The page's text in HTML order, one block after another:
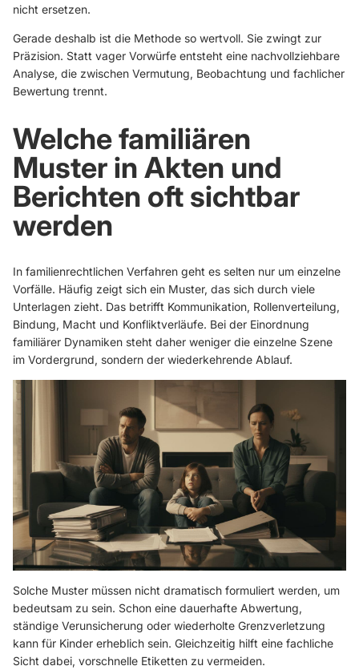
nicht ersetzen.
Gerade deshalb ist die Methode so wertvoll. Sie zwingt zur
Präzision. Statt vager Vorwürfe entsteht eine nachvollziehbare
Analyse, die zwischen Vermutung, Beobachtung und fachlicher
Bewertung trennt.
Welche familiären
Muster in Akten und
Berichten oft sichtbar
werden
In familienrechtlichen Verfahren geht es selten nur um einzelne
Vorfälle. Häufig zeigt sich ein Muster, das sich durch viele
Unterlagen zieht. Das betrifft Kommunikation, Rollenverteilung,
Bindung, Macht und Konfliktverläufe. Bei der Einordnung
familiärer Dynamiken steht daher weniger die einzelne Szene
im Vordergrund, sondern der wiederkehrende Ablauf.
Solche Muster müssen nicht dramatisch formuliert werden, um
bedeutsam zu sein. Schon eine dauerhafte Abwertung,
ständige Verunsicherung oder wiederholte Grenzverletzung
kann für Kinder erheblich sein. Gleichzeitig hilft eine fachliche
Sicht dabei, vorschnelle Etiketten zu vermeiden.